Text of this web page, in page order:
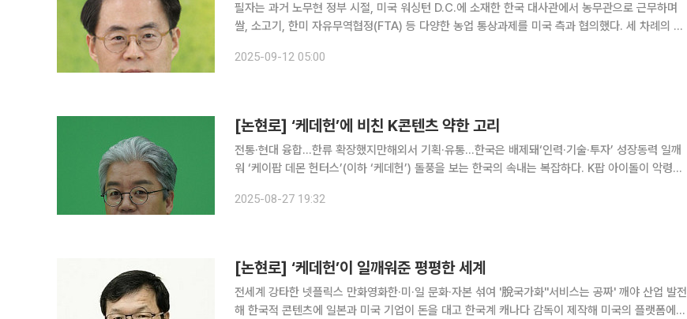
필자는 과거 노무현 정부 시절, 미국 워싱턴 D.C.에 소재한 한국 대사관에서 농무관으로 근무하며
쌀, 소고기, 한미 자유무역협정(FTA) 등 다양한 농업 통상과제를 미국 측과 협의했다. 세 차례의 한
령 간의 정상회담을 지켜보며 여러 생각이 떠올랐다. 회담
2025-09-12 05:00
[논현로] ‘케데헌’에 비친 K콘텐츠 약한 고리
전통·현대 융합…한류 확장했지만해외서 기획·유통…한국은 배제돼‘인력·기술·투자’ 성장동력 일깨
워 ‘케이팝 데몬 헌터스’(이하 ‘케데헌’) 돌풍을 보는 한국의 속내는 복잡하다. K팝 아이돌이 악령을
니메이션이 결합해 뜻밖의 바람을 몰고 오자, 이게 대체 어찌 된 일인
2025-08-27 19:32
[논현로] ‘케데헌’이 일깨워준 평평한 세계
전세계 강타한 넷플릭스 만화영화한·미·일 문화·자본 섞여 '脫국가화''서비스는 공짜' 깨야 산업 발전
해 한국적 콘텐츠에 일본과 미국 기업이 돈을 대고 한국계 캐나다 감독이 제작해 미국의 플랫폼에